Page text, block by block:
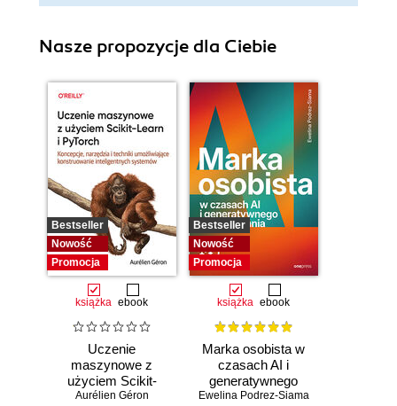
Nasze propozycje dla Ciebie
Bestseller
Nowość
Promocja
książka ebook
Uczenie
maszynowe z
użyciem Scikit-
Learn i PyTorch.
Aurélien Géron
Bestseller
Nowość
Promocja
książka ebook
Marka osobista w
czasach AI i
generatywnego
wyszukiwania
Ewelina Podrez-Siama